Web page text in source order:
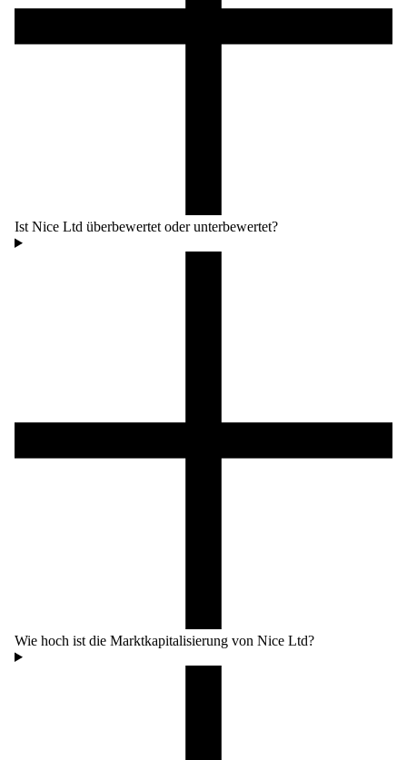
Ist Nice Ltd überbewertet oder unterbewertet?
Wie hoch ist die Marktkapitalisierung von Nice Ltd?